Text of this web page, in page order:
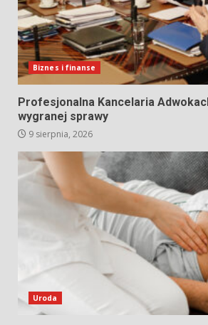
Biznes i finanse
Profesjonalna Kancelaria
wygranej sprawy
9 sierpnia, 2026
Uroda